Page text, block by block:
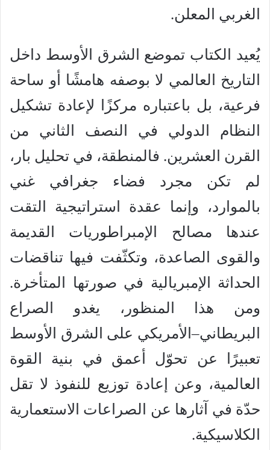
الغربي المعلن.
يُعيد الكتاب تموضع الشرق الأوسط داخل
التاريخ العالمي لا بوصفه هامشًا أو ساحة
فرعية، بل باعتباره مركزًا لإعادة تشكيل
النظام الدولي في النصف الثاني من
القرن العشرين. فالمنطقة، في تحليل بار،
لم تكن مجرد فضاء جغرافي غني
بالموارد، وإنما عقدة استراتيجية التقت
عندها مصالح الإمبراطوريات القديمة
والقوى الصاعدة، وتكثّفت فيها تناقضات
الحداثة الإمبريالية في صورتها المتأخرة.
ومن هذا المنظور، يغدو الصراع
البريطاني–الأمريكي على الشرق الأوسط
تعبيرًا عن تحوّل أعمق في بنية القوة
العالمية، وعن إعادة توزيع للنفوذ لا تقل
حدّة في آثارها عن الصراعات الاستعمارية
الكلاسيكية.